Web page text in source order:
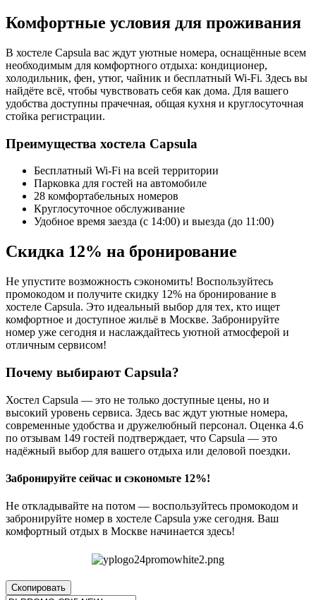
Комфортные условия для проживания
В хостеле Capsula вас ждут уютные номера, оснащённые всем
необходимым для комфортного отдыха: кондиционер,
холодильник, фен, утюг, чайник и бесплатный Wi-Fi. Здесь вы
найдёте всё, чтобы чувствовать себя как дома. Для вашего
удобства доступны прачечная, общая кухня и круглосуточная
стойка регистрации.
Преимущества хостела Capsula
Бесплатный Wi-Fi на всей территории
Парковка для гостей на автомобиле
28 комфортабельных номеров
Круглосуточное обслуживание
Удобное время заезда (с 14:00) и выезда (до 11:00)
Скидка 12% на бронирование
Не упустите возможность сэкономить! Воспользуйтесь
промокодом и получите скидку 12% на бронирование в
хостеле Capsula. Это идеальный выбор для тех, кто ищет
комфортное и доступное жильё в Москве. Забронируйте
номер уже сегодня и наслаждайтесь уютной атмосферой и
отличным сервисом!
Почему выбирают Capsula?
Хостел Capsula — это не только доступные цены, но и
высокий уровень сервиса. Здесь вас ждут уютные номера,
современные удобства и дружелюбный персонал. Оценка 4.6
по отзывам 149 гостей подтверждает, что Capsula — это
надёжный выбор для вашего отдыха или деловой поездки.
Забронируйте сейчас и сэкономьте 12%!
Не откладывайте на потом — воспользуйтесь промокодом и
забронируйте номер в хостеле Capsula уже сегодня. Ваш
комфортный отдых в Москве начинается здесь!
Скопировать